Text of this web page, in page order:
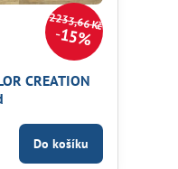
2233,66 Kč
15%
CREATION
Do košíku